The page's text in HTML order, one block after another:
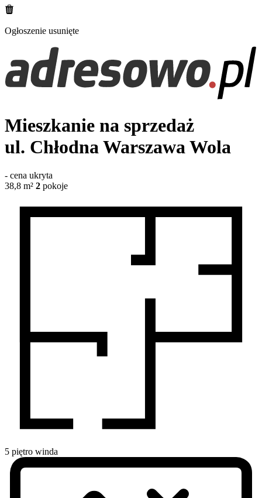
Ogłoszenie usunięte
Mieszkanie na sprzedaż
ul. Chłodna Warszawa Wola
- cena ukryta
38,8 m² 2 pokoje
5 piętro winda